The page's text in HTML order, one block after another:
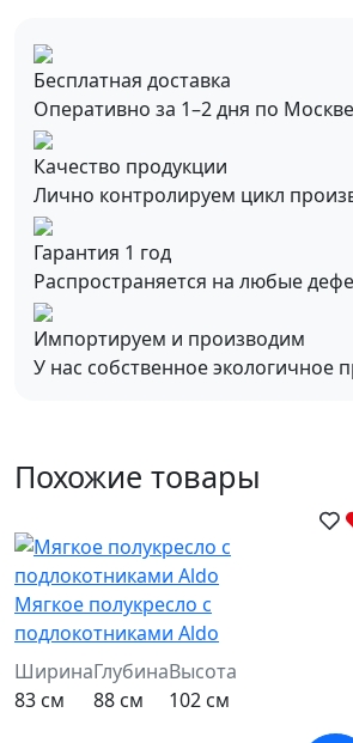
Бесплатная доставка
Оперативно за 1–2 дня по
Качество продукции
Лично контролируем цикл
Гарантия 1 год
Распространяется на любые
Импортируем и производим
У нас собственное экологичное
Похожие товары
Мягкое полукресло с
подлокотниками Aldo
Ширина
83 см
Глубина
88 см
Высота
102 см